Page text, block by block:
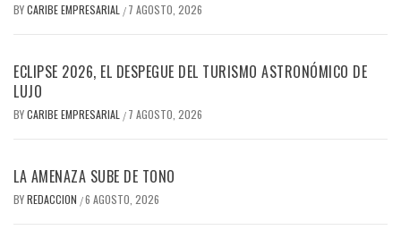
BYCARIBE EMPRESARIAL / 7 AGOSTO, 2026
ECLIPSE 2026, EL DESPEGUE DEL TURISMO ASTRONÓMICO DE
LUJO
BYCARIBE EMPRESARIAL / 7 AGOSTO, 2026
LA AMENAZA SUBE DE TONO
BYREDACCION /6 AGOSTO, 2026